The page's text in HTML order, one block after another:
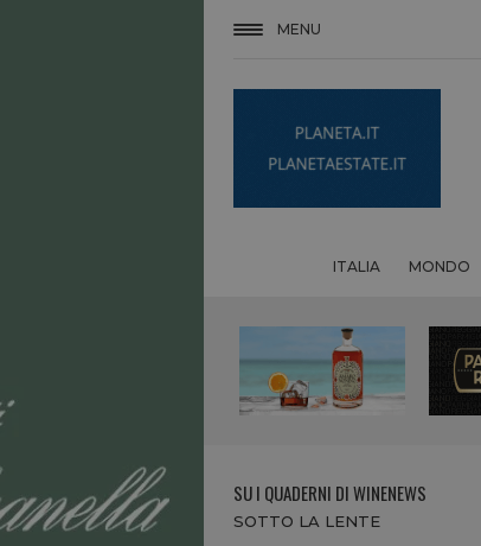
MENU
ITALIA MONDO
SU I QUADERNI DI WINENEWS
SOTTO LA LENTE